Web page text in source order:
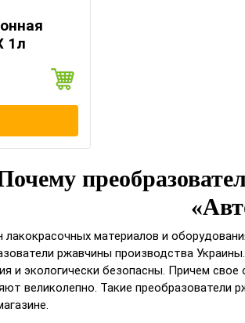
1л
лакокрасочных материалов и
ржавчины производства
и экологически безопасны. Причем
великолепно. Такие преобразователи